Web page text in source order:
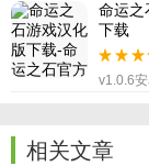
命运之
下载
v1.0.6
相关文章